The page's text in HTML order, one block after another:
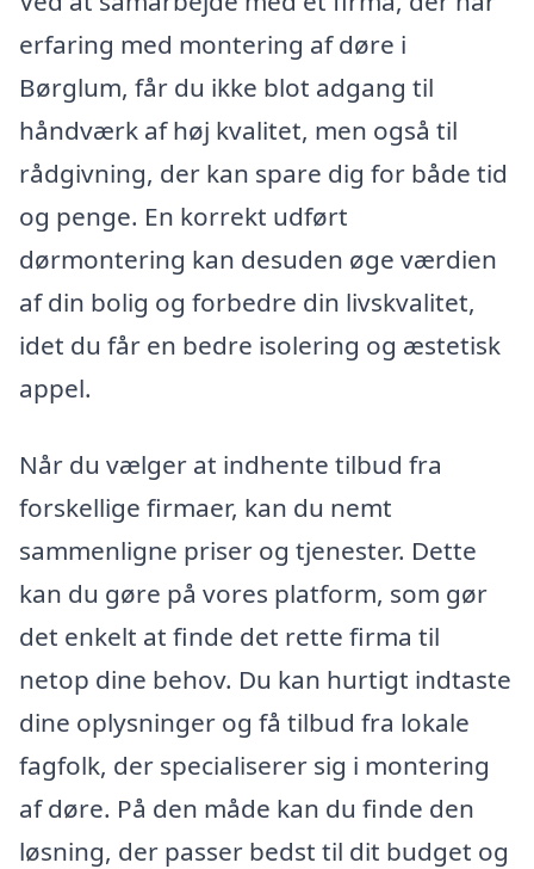
erfaring med montering af døre i
Børglum, får du ikke blot adgang til
håndværk af høj kvalitet, men også til
rådgivning, der kan spare dig for både tid
og penge. En korrekt udført
dørmontering kan desuden øge værdien
af din bolig og forbedre din livskvalitet,
idet du får en bedre isolering og æstetisk
appel.
Når du vælger at indhente tilbud fra
forskellige firmaer, kan du nemt
sammenligne priser og tjenester. Dette
kan du gøre på vores platform, som gør
det enkelt at finde det rette firma til
netop dine behov. Du kan hurtigt indtaste
dine oplysninger og få tilbud fra lokale
fagfolk, der specialiserer sig i montering
af døre. På den måde kan du finde den
løsning, der passer bedst til dit budget og